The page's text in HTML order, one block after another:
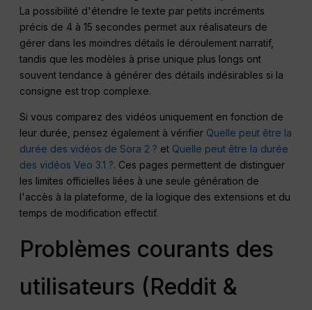
La possibilité d'étendre le texte par petits incréments
précis de 4 à 15 secondes permet aux réalisateurs de
gérer dans les moindres détails le déroulement narratif,
tandis que les modèles à prise unique plus longs ont
souvent tendance à générer des détails indésirables si la
consigne est trop complexe.
Si vous comparez des vidéos uniquement en fonction de
leur durée, pensez également à vérifier Quelle peut être la
durée des vidéos de Sora 2 ? et Quelle peut être la durée
des vidéos Veo 3.1 ?. Ces pages permettent de distinguer
les limites officielles liées à une seule génération de
l'accès à la plateforme, de la logique des extensions et du
temps de modification effectif.
Problèmes courants des
utilisateurs (Reddit &